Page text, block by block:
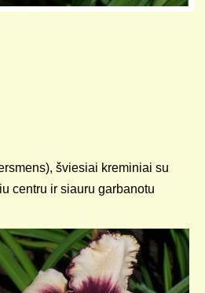
šviesiai kreminiai su
centru ir siauru garbanotu